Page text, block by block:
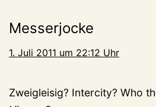
Messerjocke
1. Juli 2011 um 22:12 Uhr
Zweigleisig? Intercity? Who